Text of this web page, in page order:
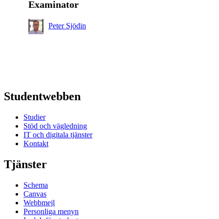
Examinator
Peter Sjödin
Studentwebben
Studier
Stöd och vägledning
IT och digitala tjänster
Kontakt
Tjänster
Schema
Canvas
Webbmejl
Personliga menyn